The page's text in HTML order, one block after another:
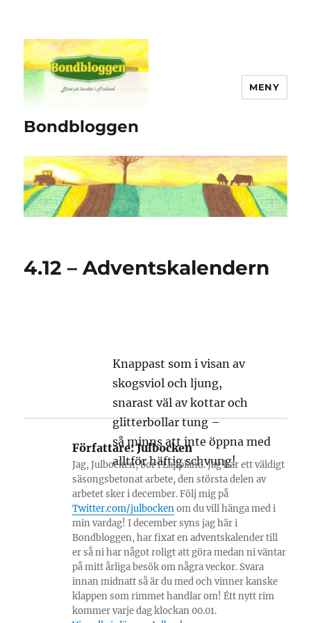
Bondbloggen
MENY
4.12 – Adventskalendern
Knappast som i visan av
skogsviol och ljung,
snarast väl av kottar och
glitterbollar tung –
så minns att inte öppna med
alltför häftig schvung!
Författare:Julbocken
Jag, Julbocken, bor i Lappland. Jag har ett väldigt
säsongsbetonat arbete, den största delen av
arbetet sker i december. Följ mig på
Twitter.com/julbockenom du vill hänga med i
min vardag! I december syns jag här i
Bondbloggen, har fixat en adventskalender till
er så ni har något roligt att göra medan ni väntar
på mitt årliga besök om några veckor. Svara
innan midnatt så är du med och vinner kanske
klappen som rimmet handlar om! Étt nytt rim
kommer varje dag klockan 00.01.